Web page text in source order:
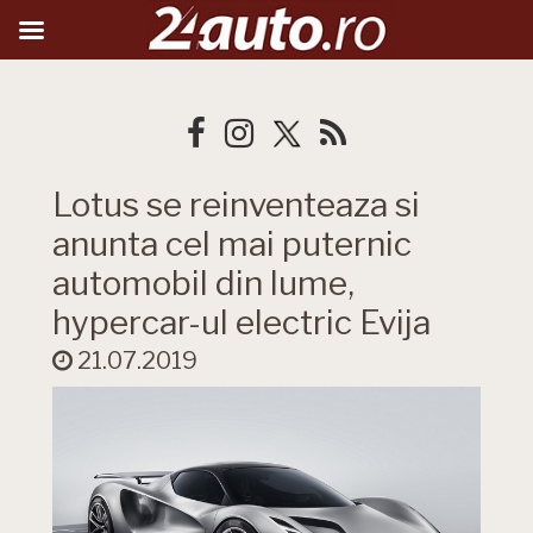
Lotus se reinventeaza si
anunta cel mai puternic
automobil din lume,
hypercar-ul electric Evija
21.07.2019